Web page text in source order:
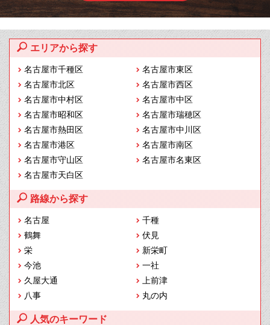
エリアから探す
名古屋市千種区
名古屋市東区
名古屋市北区
名古屋市西区
名古屋市中村区
名古屋市中区
名古屋市昭和区
名古屋市瑞穂区
名古屋市熱田区
名古屋市中川区
名古屋市港区
名古屋市南区
名古屋市守山区
名古屋市名東区
名古屋市天白区
路線から探す
名古屋
千種
鶴舞
伏見
栄
新栄町
今池
一社
久屋大通
上前津
八事
丸の内
人気のキーワード